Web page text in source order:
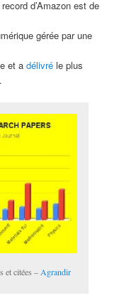
d’Amazon est de
gérée par une
et a délivréle plus
et citées – Agrandir